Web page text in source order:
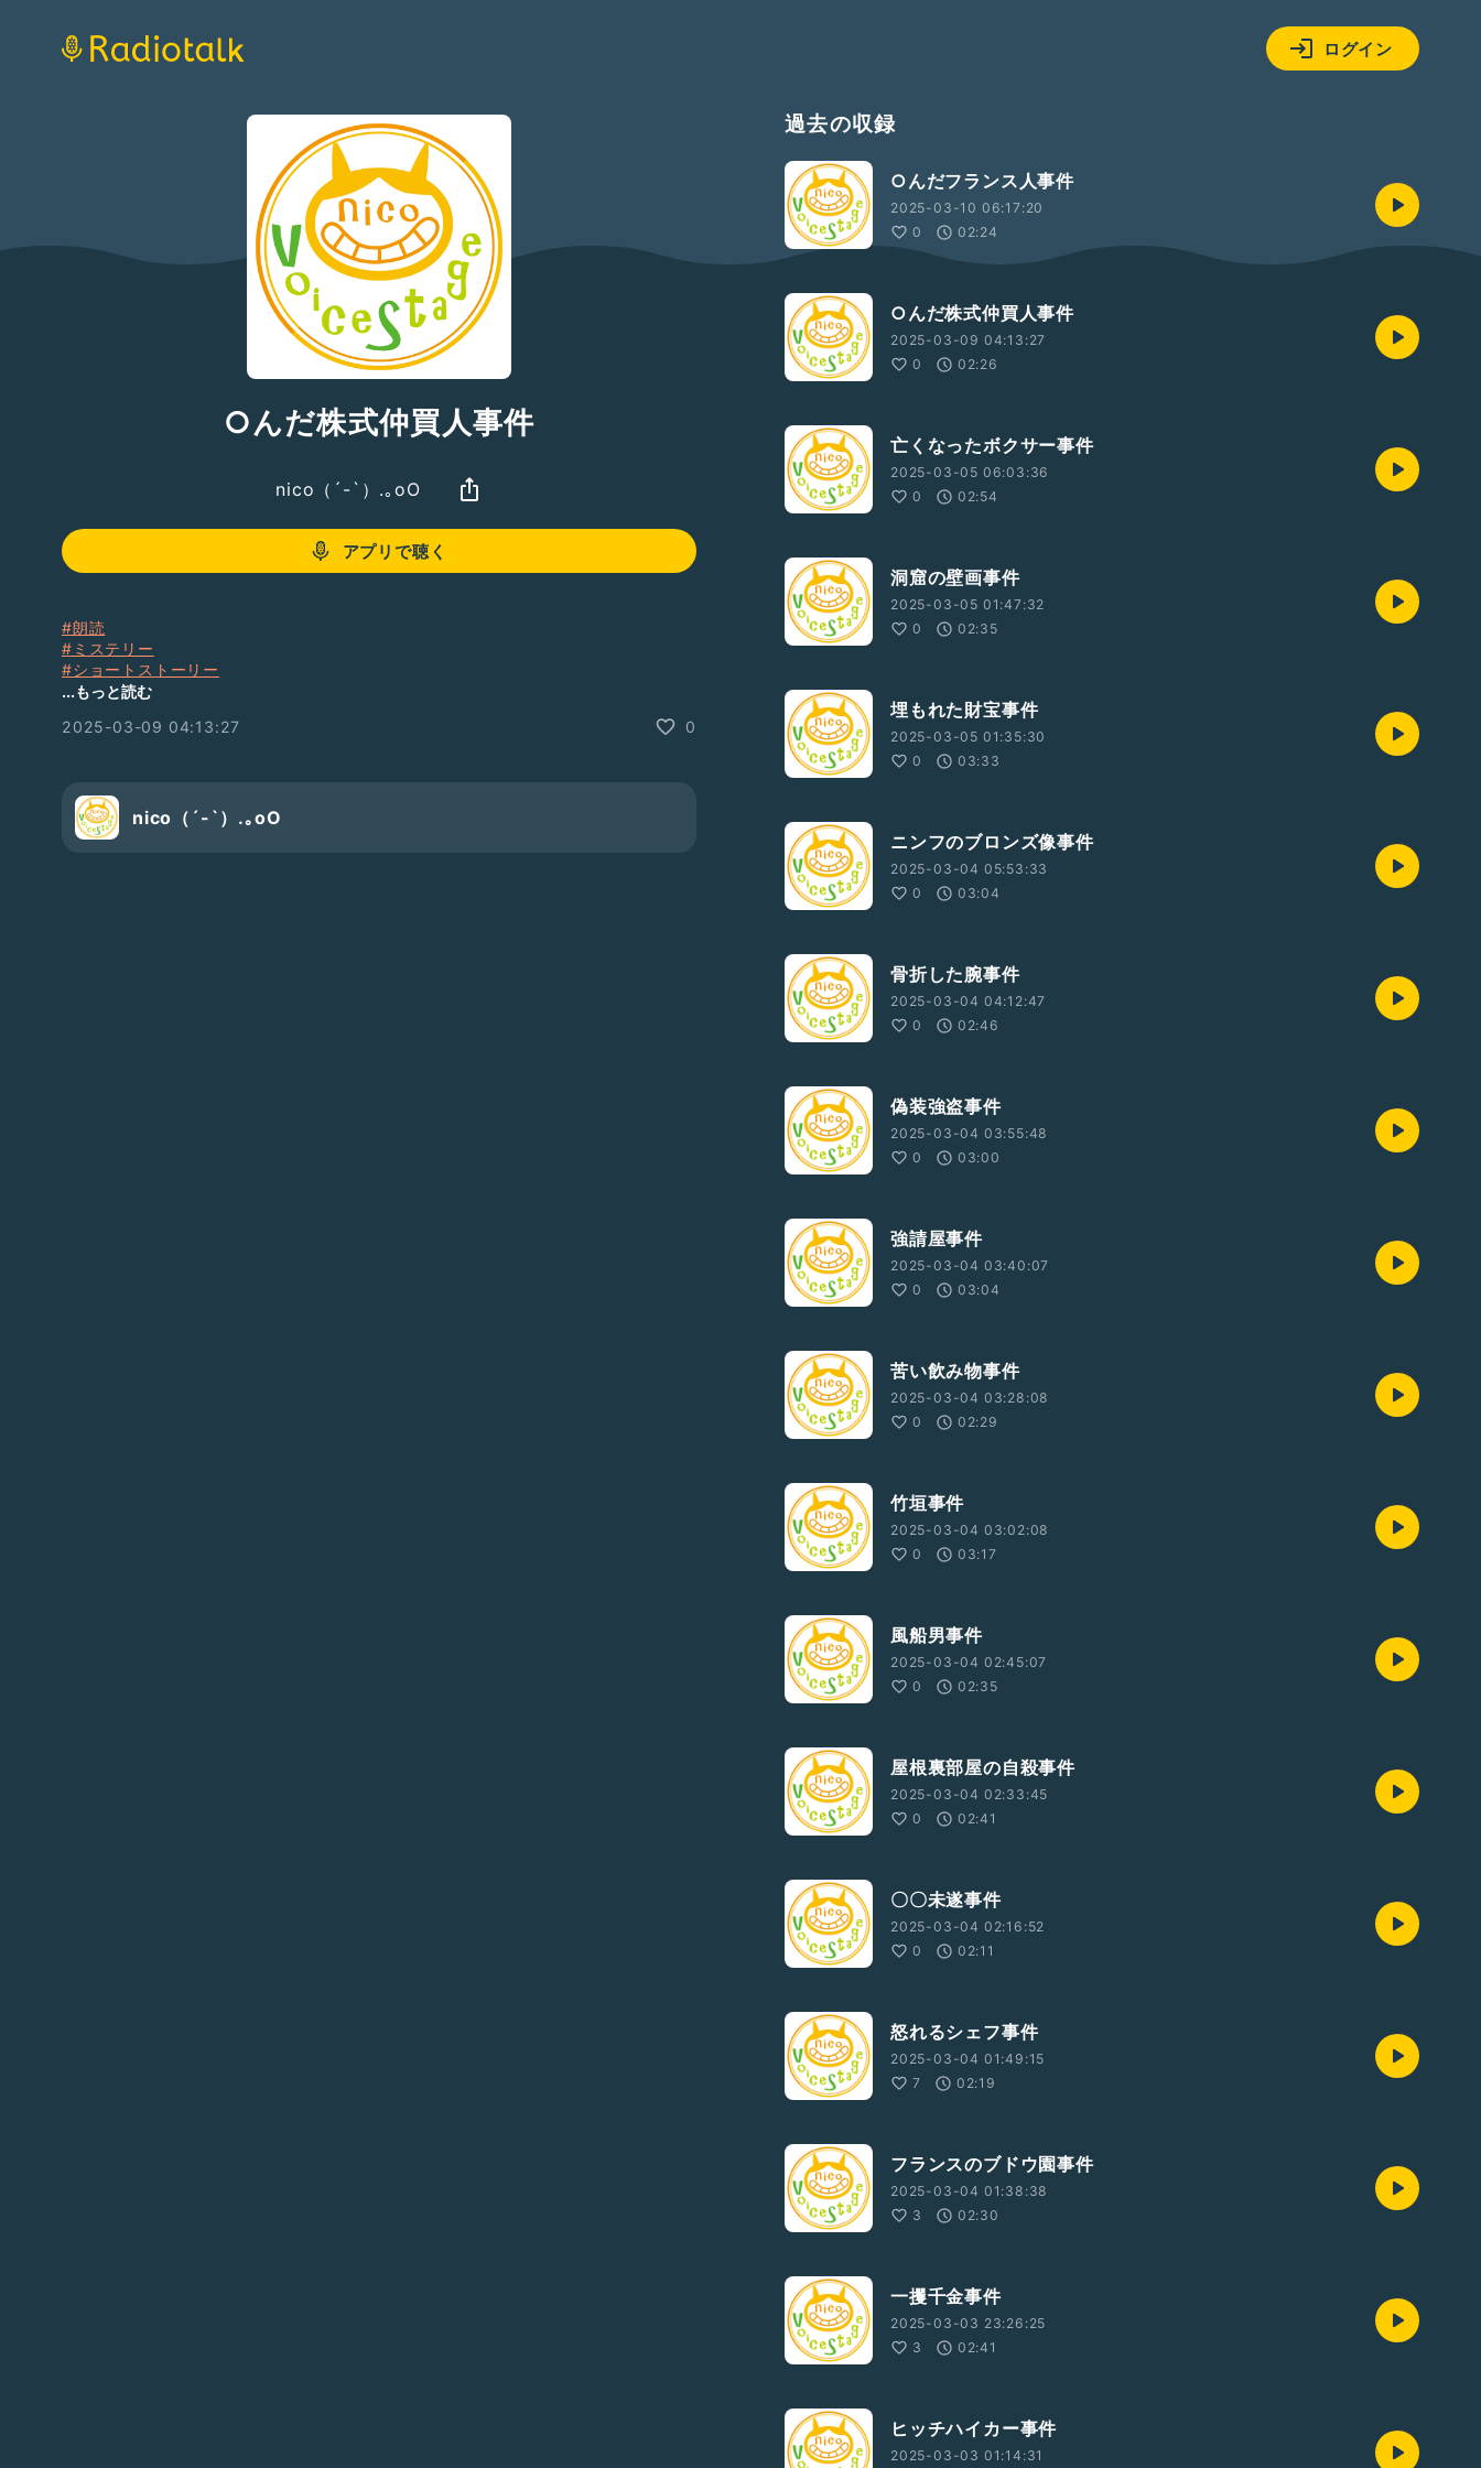
ログイン
○んだ株式仲買人事件
nico（´-`）.｡oO
アプリで聴く
#朗読
#ミステリー
#ショートストーリー
#2分間ミステリ
...もっと読む
2025-03-09 04:13:27
0
nico（´-`）.｡oO
過去の収録
○んだフランス人事件
2025-03-10 06:17:20
0
02:24
○んだ株式仲買人事件
2025-03-09 04:13:27
0
02:26
亡くなったボクサー事件
2025-03-05 06:03:36
0
02:54
洞窟の壁画事件
2025-03-05 01:47:32
0
02:35
埋もれた財宝事件
2025-03-05 01:35:30
0
03:33
ニンフのブロンズ像事件
2025-03-04 05:53:33
0
03:04
骨折した腕事件
2025-03-04 04:12:47
0
02:46
偽装強盗事件
2025-03-04 03:55:48
0
03:00
強請屋事件
2025-03-04 03:40:07
0
03:04
苦い飲み物事件
2025-03-04 03:28:08
0
02:29
竹垣事件
2025-03-04 03:02:08
0
03:17
風船男事件
2025-03-04 02:45:07
0
02:35
屋根裏部屋の自殺事件
2025-03-04 02:33:45
0
02:41
〇〇未遂事件
2025-03-04 02:16:52
0
02:11
怒れるシェフ事件
2025-03-04 01:49:15
7
02:19
フランスのブドウ園事件
2025-03-04 01:38:38
3
02:30
一攫千金事件
2025-03-03 23:26:25
3
02:41
ヒッチハイカー事件
2025-03-03 01:14:31